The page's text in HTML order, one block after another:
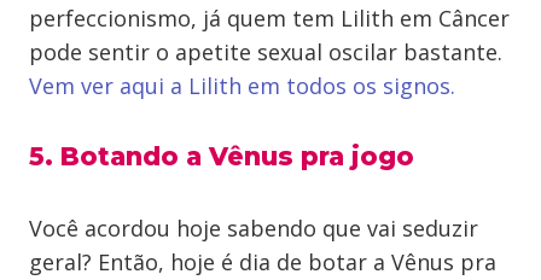
perfeccionismo, já quem tem Lilith em Câncer
pode sentir o apetite sexual oscilar bastante.
Vem ver aqui a Lilith em todos os signos.
5. Botando a Vênus pra jogo
Você acordou hoje sabendo que vai seduzir
geral? Então, hoje é dia de botar a Vênus pra